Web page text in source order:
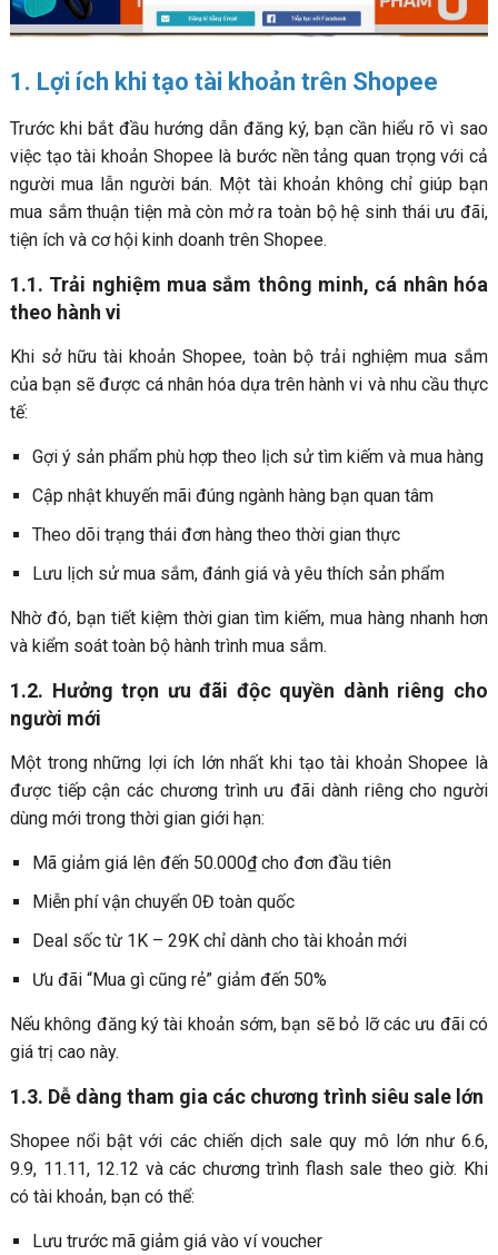
khác trên Shopee
4.3. Không thiết lập được mật khẩu hoặc lỗi tên đăng
nhập
4.4. Tạo tài khoản thành công nhưng không nhận được
ưu đãi người mới
1. Lợi ích khi tạo tài khoản trên Shopee
Trước khi bắt đầu hướng dẫn đăng ký, bạn cần hiểu rõ vì sao
việc tạo tài khoản Shopee là bước nền tảng quan trọng với cả
người mua lẫn người bán. Một tài khoản không chỉ giúp bạn
mua sắm thuận tiện mà còn mở ra toàn bộ hệ sinh thái ưu đãi,
tiện ích và cơ hội kinh doanh trên Shopee.
1.1. Trải nghiệm mua sắm thông minh, cá nhân hóa
theo hành vi
Khi sở hữu tài khoản Shopee, toàn bộ trải nghiệm mua sắm
của bạn sẽ được cá nhân hóa dựa trên hành vi và nhu cầu thực
tế:
Gợi ý sản phẩm phù hợp theo lịch sử tìm kiếm và mua hàng
Cập nhật khuyến mãi đúng ngành hàng bạn quan tâm
Theo dõi trạng thái đơn hàng theo thời gian thực
Lưu lịch sử mua sắm, đánh giá và yêu thích sản phẩm
Nhờ đó, bạn tiết kiệm thời gian tìm kiếm, mua hàng nhanh hơn
và kiểm soát toàn bộ hành trình mua sắm.
1.2. Hưởng trọn ưu đãi độc quyền dành riêng cho
người mới
Một trong những lợi ích lớn nhất khi tạo tài khoản Shopee là
được tiếp cận các chương trình ưu đãi dành riêng cho người
dùng mới trong thời gian giới hạn:
Mã giảm giá lên đến 50.000₫ cho đơn đầu tiên
Miễn phí vận chuyển 0Đ toàn quốc
Deal sốc từ 1K – 29K chỉ dành cho tài khoản mới
Ưu đãi “Mua gì cũng rẻ” giảm đến 50%
Nếu không đăng ký tài khoản sớm, bạn sẽ bỏ lỡ các ưu đãi có
giá trị cao này.
1.3. Dễ dàng tham gia các chương trình siêu sale lớn
Shopee nổi bật với các chiến dịch sale quy mô lớn như 6.6,
9.9, 11.11, 12.12 và các chương trình flash sale theo giờ. Khi
có tài khoản, bạn có thể:
Lưu trước mã giảm giá vào ví voucher